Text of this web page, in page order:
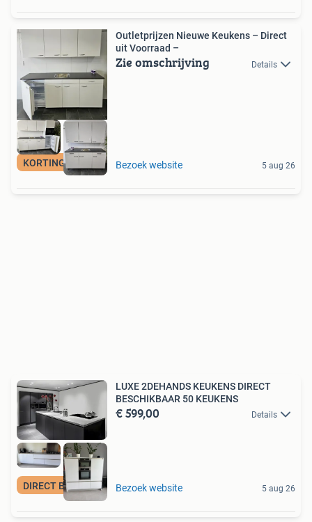
KORTING-VOORRAAD
Outletprijzen Nieuwe Keukens – Direct
uit Voorraad –
Zie omschrijving Details
Bezoek website 5 aug 26
DIRECT BESCHIKBAAR
LUXE 2DEHANDS KEUKENS DIRECT
BESCHIKBAAR 50 KEUKENS
€ 599,00 Details
Bezoek website 5 aug 26